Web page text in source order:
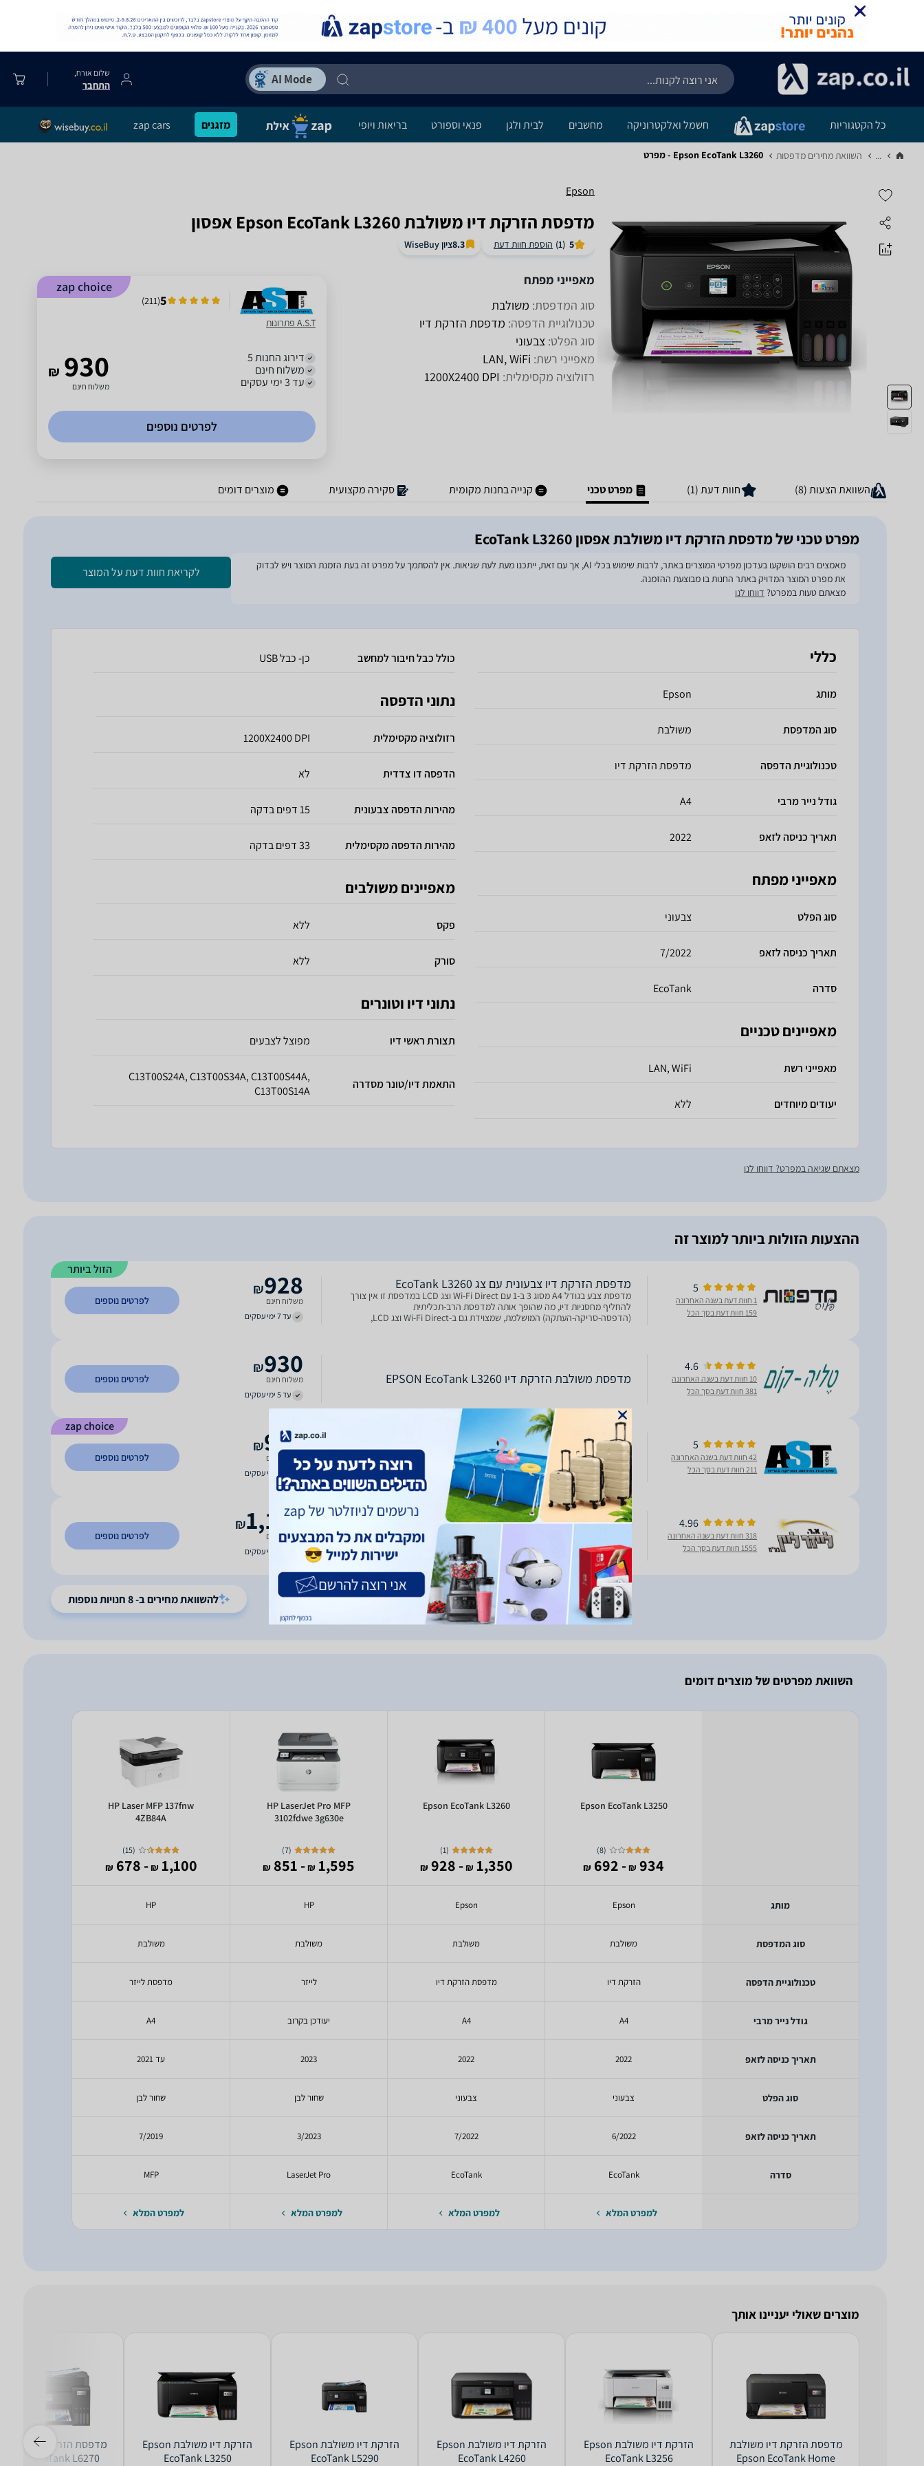
שלום אורח,
התחבר
כל הקטגוריות חשמל ואלקטרוניקה מחשבים לבית ולגן פנאי וספורט בריאות ויופי מזגנים zap cars
... השוואת מחירים מדפסות‏ Epson EcoTank L3260 - מפרט
Epson
‏מדפסת הזרקת דיו ‏משולבת Epson EcoTank L3260 אפסון
5
(1) הוספת חוות דעת 8.3ציון WiseBuy
מאפייני מפתח
סוג המדפסת: משולבת
טכנולוגיית הדפסה: מדפסת הזרקת דיו
סוג הפלט: צבעוני
מאפייני רשת: LAN, WiFi
רזולוציה מקסימלית: DPI‏ 1200X2400
zap choice
5
(
211
)
A.S.T פתרונות
דירוג החנות 5
משלוח חינם
עד 3 ימי עסקים
₪ 930
משלוח חינם
לפרטים נוספים
השוואת הצעות (8) חוות דעת (1) מפרט טכני קנייה בחנות מקומית סקירה מקצועית מוצרים דומים
מפרט טכני של ‏מדפסת הזרקת דיו ‏משולבת אפסון EcoTank L3260
מאמצים רבים הושקעו בעדכון מפרטי המוצרים באתר, לרבות שימוש בכלי AI, אך עם זאת, ייתכנו מעת לעת שגיאות. אין להסתמך על מפרט זה בעת הזמנת המוצר ויש לבדוק
את מפרט המוצר המדויק באתר החנות בו מבוצעת ההזמנה.
מצאתם טעות במפרט? דווחו לנו
לקריאת חוות דעת על המוצר
כללי
מותג Epson
סוג המדפסת משולבת
טכנולוגיית הדפסה מדפסת הזרקת דיו
גודל נייר מרבי A4
תאריך כניסה לזאפ 2022
מאפייני מפתח
סוג הפלט צבעוני
תאריך כניסה לזאפ 7/2022
סדרה EcoTank
מאפיינים טכניים
מאפייני רשת LAN, WiFi
יעודים מיוחדים ללא
כולל כבל חיבור למחשב כן- כבל USB
נתוני הדפסה
רזולוציה מקסימלית 1200X2400 DPI
הדפסה דו צדדית לא
מהירות הדפסה צבעונית 15 דפים בדקה
מהירות הדפסה מקסימלית 33 דפים בדקה
מאפיינים משולבים
פקס ללא
סורק ללא
נתוני דיו וטונרים
תצורת ראשי דיו מפוצל לצבעים
התאמת דיו/טונר מסדרה
C13T00S24A, C13T00S34A, C13T00S44A,
C13T00S14A
מצאתם שגיאה במפרט? דווחו לנו
ההצעות הזולות ביותר למוצר זה
הזול ביותר
5
1 חוות דעת בשנה האחרונה
159 חוות דעת בסך הכל
מדפסת הזרקת דיו צבעונית עם צג EcoTank L3260
מדפסת צבע בגודל A4 מסוג 3 ב-1 עם Wi-Fi Direct וצג LCD במדפסת זו אין צורך
להחליף מחסניות דיו, מה שהופך אותה למדפסת הרב-תכליתית
(הדפסה-סריקה-העתקה) המושלמת, שמצוידת גם ב-Wi-Fi Direct וצג LCD,
928
₪
משלוח חינם
עד 7 ימי עסקים
לפרטים נוספים
4.6
10 חוות דעת בשנה האחרונה
381 חוות דעת בסך הכל
מדפסת משולבת הזרקת דיו EPSON EcoTank L3260 930
₪
משלוח חינם
עד 5 ימי עסקים
לפרטים נוספים
zap choice
5
42 חוות דעת בשנה האחרונה
211 חוות דעת בסך הכל
מדפסת משולבת הזרקת דיו EPSON EcoTank L3260
Epson EcoTank L3260 – מדפסת צבע A4 3 ב-1 עם Wi-Fi ? הדפסה, סריקה
והעתקה במכשיר אחד ? קישוריות Wi-Fi ו-Wi-Fi Direct ? צג LCD צבעוני בגודל 3.7
ס״מ – נוח וברור, ניווט קל ופשוט בכל פונקציות המדפסת ? הדפסה ללא שוליים עד
10x15 ס״מ ? מגש נייר אחורי לקיבולת 100
930
₪
משלוח חינם
לפרטים נוספים
4.96
318 חוות דעת בשנה האחרונה
1555 חוות דעת בסך הכל
מדפסת ‏הזרקת דיו ‏רגילה Epson EcoTank L3260 אפסון
מדפסת צבע בגודל A4 מסוג 3 ב-1 עם Wi-Fi Direct וצג LCD במדפסת זו אין צורך
להחליף מחסניות דיו, מה שהופך אותה למדפסת
הרב-תכליתית(הדפסה-סריקה-העתקה) המושלמת, שמצוידת גם ב-Wi-Fi Direct וצג
LCD
1,180
₪
משלוח חינם
לפרטים נוספים
להשוואת מחירים ב- 8 חנויות נוספות
השוואת מפרטים של מוצרים דומים
מותג
סוג המדפסת
טכנולוגיית הדפסה
גודל נייר מרבי
תאריך כניסה לזאפ
סוג הפלט
תאריך כניסה לזאפ
סדרה
Epson EcoTank L3250
(
8
)
934
₪
- 692
₪
Epson
משולבת
הזרקת דיו
A4
2022
צבעוני
6/2022
EcoTank
למפרט המלא
Epson EcoTank L3260
(
1
)
1,350
₪
- 928
₪
Epson
משולבת
מדפסת הזרקת דיו
A4
2022
צבעוני
7/2022
EcoTank
למפרט המלא
HP LaserJet Pro MFP
3102fdwe 3g630e
(
7
)
1,595
₪
- 851
₪
HP
משולבת
לייזר
יעודכן בקרוב
2023
שחור לבן
3/2023
LaserJet Pro
למפרט המלא
HP Laser MFP 137fnw
4ZB84A
(
15
)
1,100
₪
- 678
₪
HP
משולבת
מדפסת לייזר
A4
עד 2021
שחור לבן
7/2019
MFP
למפרט המלא
מוצרים שאולי יעניינו אותך
‏מדפסת הזרקת דיו ‏משולבת
Epson EcoTank Home
‏הזרקת דיו ‏משולבת Epson
EcoTank L3256
‏הזרקת דיו ‏משולבת Epson
EcoTank L4260
‏הזרקת דיו ‏משולבת Epson
EcoTank L5290
‏הזרקת דיו ‏משולבת Epson
EcoTank L3250
Epson EcoTank L6270